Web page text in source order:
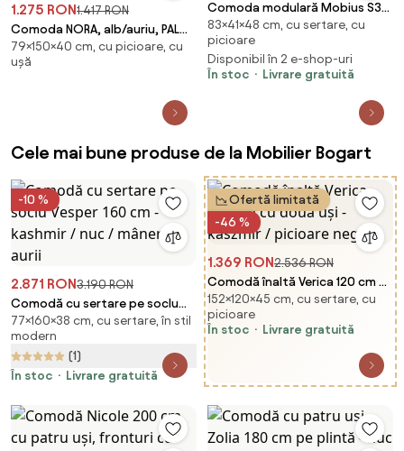
1.275 RON1.417 RON
Comoda NORA, alb/auriu, PAL
melaminat, 150x40x79 cm
79×150×40 cm, cu picioare, cu
ușă
Comoda modulară Mobius S3
natur/gri - H83
83×41×48 cm, cu sertare, cu
picioare
Disponibil în 2 e-shop-uri
În stoc
Livrare gratuită
Cele mai bune produse de la Mobilier Bogart
-10 %
2.871 RON3.190 RON
Comodă cu sertare pe soclu
Vesper 160 cm - kashmir / nuc /
mânere aurii
77×160×38 cm, cu sertare, în stil
modern
(1)
În stoc
Livrare gratuită
Ofertă limitată
-46 %
1.369 RON2.536 RON
Comodă înaltă Verica 120 cm cu
două uși - kaszmir / picioare
negre
152×120×45 cm, cu sertare, cu
picioare
În stoc
Livrare gratuită